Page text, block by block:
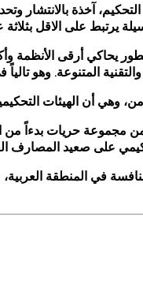
آخذة بالانتشار
يرتبط على الاقل
يحاكي أرقى
المتنوعة. وهو
أن الهيئات
مجموعة حريات بدءاً من
على صعيد المصارف
في المنطقة